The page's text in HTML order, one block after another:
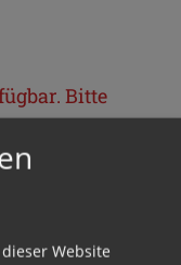
Bitte
Website